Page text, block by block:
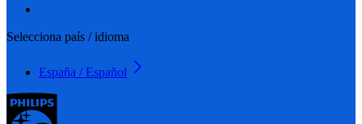
Selecciona país / idioma
España / Español